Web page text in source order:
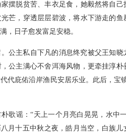
摆脱贫苦、丰衣足食，她毅然将自
芒，穿透层层碧波，将水下游走的
，日子愈发富足安稳。
公主私自下凡的消息终究被父王知
公主满心不舍洱海风物，更牵挂淳
代庇佑沿岸渔民安居乐业。此后，宝
歌谣：“天上一个月亮白晃晃，水中
月十五中秋之夜，皓月当空，白族